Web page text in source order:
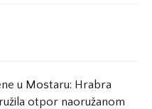
u Mostaru: Hrabra
otpor naoružanom